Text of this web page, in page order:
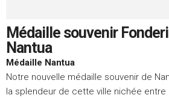
Médaille souvenir
Nantua
Médaille Nantua
Notre nouvelle médaille souvenir de
la splendeur de cette ville nichée entre